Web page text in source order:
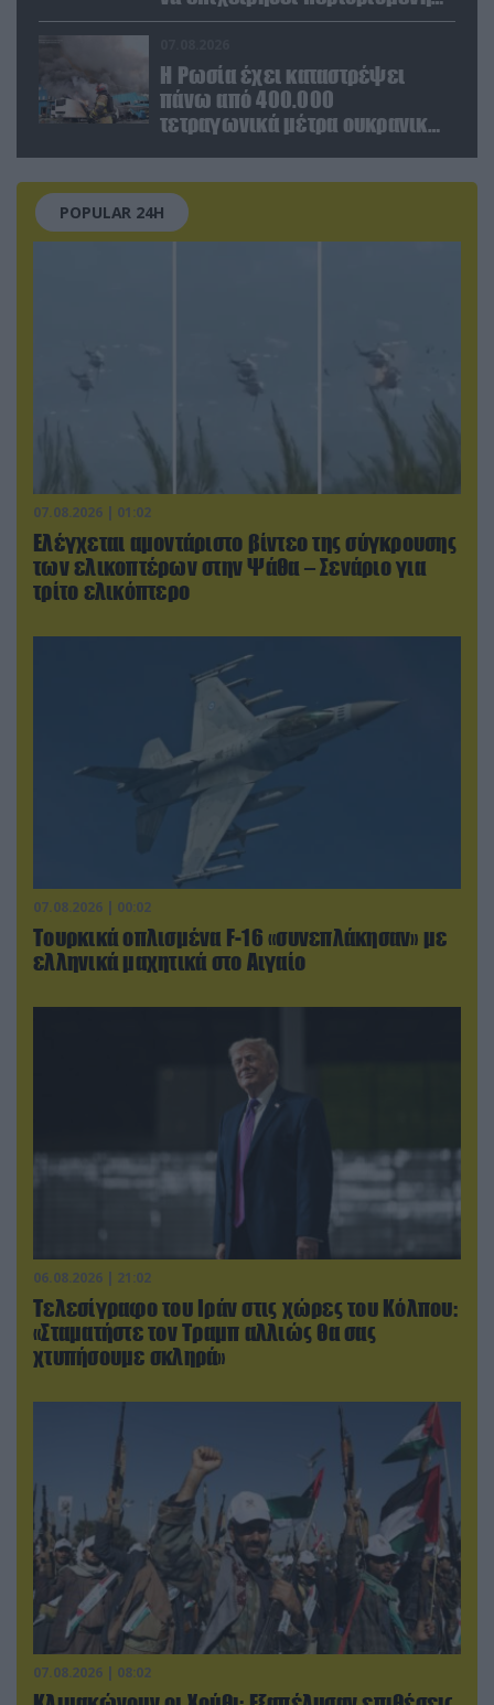
στρατιωτική επιχείρηση στην
Η Ρωσία έχει καταστρέψει
πάνω από 400.000
τετραγωνικά μέτρα ουκρανικών
POPULAR 24H
07.08.2026 | 01:02
Ελέγχεται αμοντάριστο βίντεο της σύγκρουσης
των ελικοπτέρων στην Ψάθα – Σενάριο για
τρίτο ελικόπτερο
07.08.2026 | 00:02
Τουρκικά οπλισμένα F-16 «συνεπλάκησαν» με
ελληνικά μαχητικά στο Αιγαίο
06.08.2026 | 21:02
Τελεσίγραφο του Ιράν στις χώρες του Κόλπου:
«Σταματήστε τον Τραμπ αλλιώς θα σας
χτυπήσουμε σκληρά»
07.08.2026 | 08:02